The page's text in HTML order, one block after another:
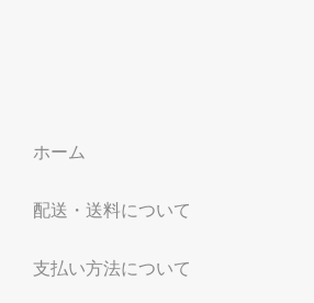
ホーム
配送・送料について
支払い方法について